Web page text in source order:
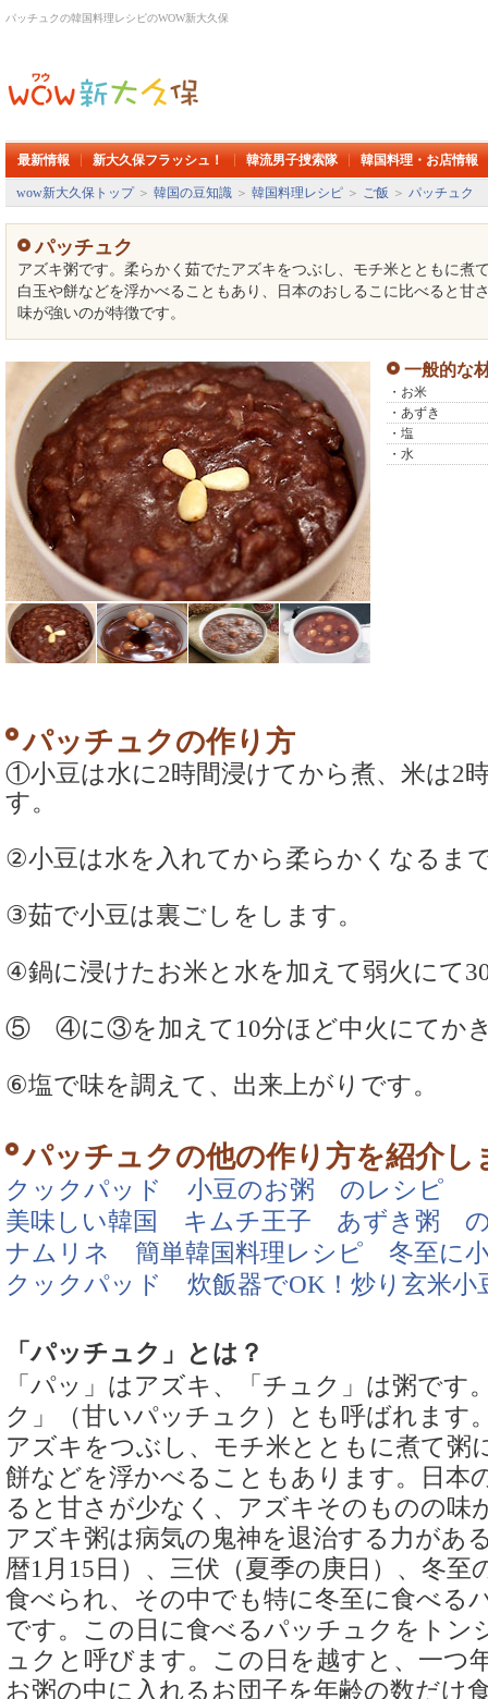
パッチュクの韓国料理レシピのWOW新大久保
最新情報 新大久保フラッシュ！ 韓流男子捜索隊 韓国料理・お店情報
wow新大久保トップ＞ 韓国の豆知識 ＞ 韓国料理レシピ ＞ ご飯 ＞ パッチュク
パッチュク
アズキ粥です。柔らかく茹でたアズキをつぶし、モチ米とともに煮
白玉や餅などを浮かべることもあり、日本のおしるこに比べると甘
味が強いのが特徴です。
一般的な
・お米
・あずき
・塩
・水
パッチュクの作り方
①小豆は水に2時間浸けてから煮、米は2
す。
②小豆は水を入れてから柔らかくなるま
③茹で小豆は裏ごしをします。
④鍋に浸けたお米と水を加えて弱火にて
⑤ ④に③を加えて10分ほど中火にてか
⑥塩で味を調えて、出来上がりです。
パッチュクの他の作り方を紹介し
クックパッド 小豆のお粥 のレシピ
美味しい韓国 キムチ王子 あずき粥
ナムリネ 簡単韓国料理レシピ 冬至に
クックパッド 炊飯器でOK！炒り玄米
「パッチュク」とは？
「パッ」はアズキ、「チュク」は粥です
ク」（甘いパッチュク）とも呼ばれます
アズキをつぶし、モチ米とともに煮て粥
餅などを浮かべることもあります。日本
ると甘さが少なく、アズキそのものの味
アズキ粥は病気の鬼神を退治する力があ
暦1月15日）、三伏（夏季の庚日）、冬至
食べられ、その中でも特に冬至に食べる
です。この日に食べるパッチュクをトン
ュクと呼びます。この日を越すと、一つ
お粥の中に入れるお団子を年齢の数だけ